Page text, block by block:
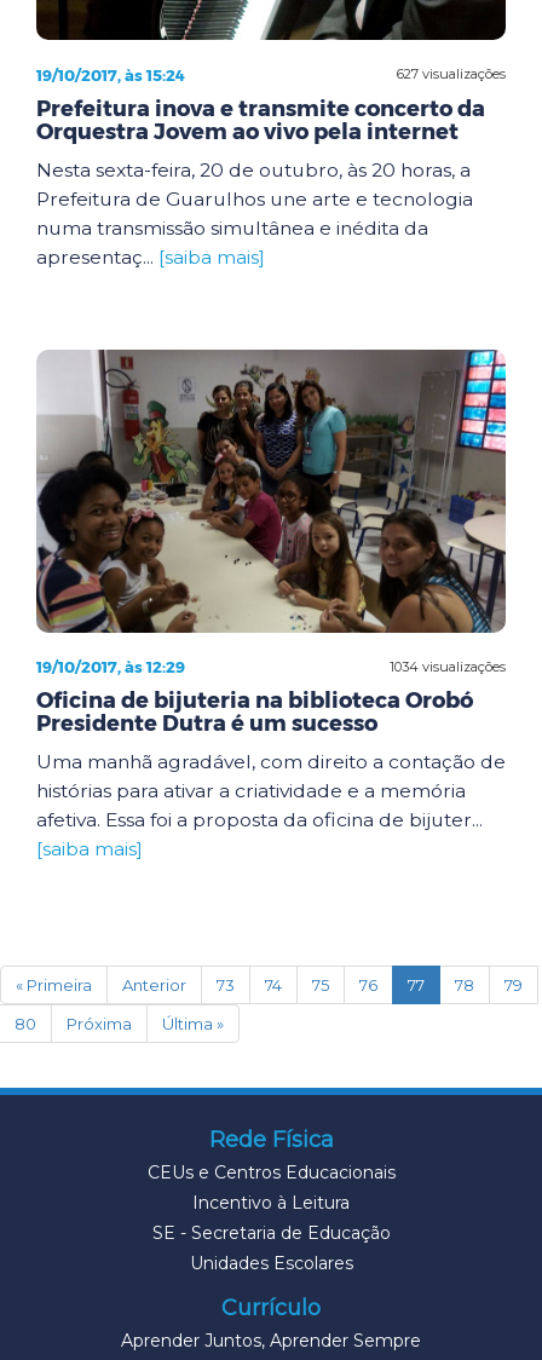
627 visualizações
19/10/2017, às 15:24
Prefeitura inova e transmite concerto da
Orquestra Jovem ao vivo pela internet
Nesta sexta-feira, 20 de outubro, às 20 horas, a
Prefeitura de Guarulhos une arte e tecnologia
numa transmissão simultânea e inédita da
apresentaç... [saiba mais]
1034 visualizações
19/10/2017, às 12:29
Oficina de bijuteria na biblioteca Orobó
Presidente Dutra é um sucesso
Uma manhã agradável, com direito a contação de
histórias para ativar a criatividade e a memória
afetiva. Essa foi a proposta da oficina de bijuter...
[saiba mais]
« Primeira Anterior 73 74 75 76 77(current)
78
79
80
Próxima Última »
Rede Física
CEUs e Centros Educacionais
Incentivo à Leitura
SE - Secretaria de Educação
Unidades Escolares
Currículo
Aprender Juntos, Aprender Sempre